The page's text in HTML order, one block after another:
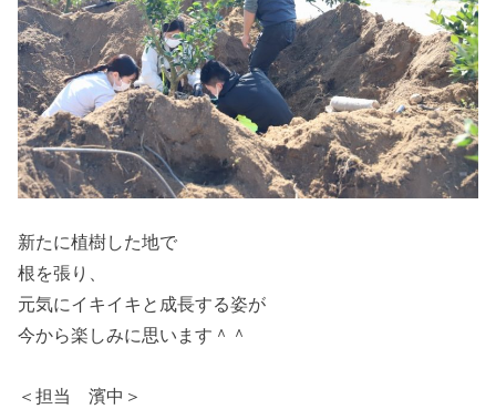
新たに植樹した地で
根を張り、
元気にイキイキと成長する姿が
今から楽しみに思います＾＾
＜担当 濱中＞